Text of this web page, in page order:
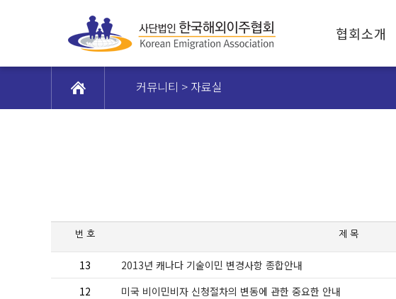
협회소개
협회장 인사말
커뮤니티 > 자료실
번 호 제 목
13 2013년 캐나다 기술이민 변경사항 종합안내
12
미국 비이민비자 신청절차의 변동에 관한 중요한 안내